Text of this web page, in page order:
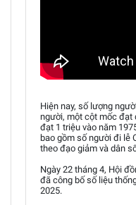
Hiện nay, số lượng
người, một cột mốc đạt
đạt 1 triệu vào năm
bao gồm số người đi lễ
theo đạo giảm và dân
Ngày 22 tháng 4, Hội
đã công bố số liệu
2025.